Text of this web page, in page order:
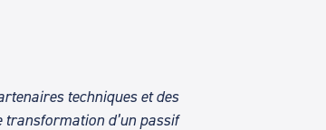
techniques et des
transformation d’un passif